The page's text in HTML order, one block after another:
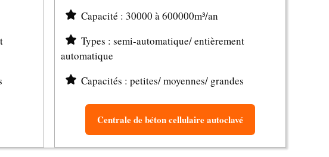
Capacité : 30000 à 600000m³/an
Types : semi-automatique/ entièrement
automatique
Capacités : petites/ moyennes/ grandes
Centrale de béton cellulaire autoclavé